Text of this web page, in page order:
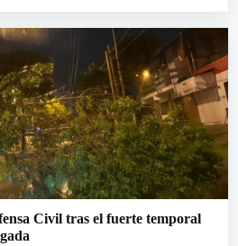
Civil tras el fuerte temporal